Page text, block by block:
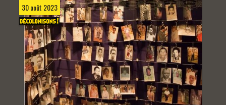
30 août 2023